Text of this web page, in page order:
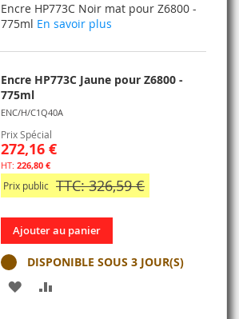
MA
LISTE
D’ENVIE
COMPARATEUR
Encre HP773C Noir mat pour Z6800 -
775ml En savoir plus
Encre HP773C Jaune pour Z6800 -
775ml
ENC/H/C1Q40A
Prix Spécial
272,16 €
226,80 €
Prix public TTC: 326,59 €
Ajouter au panier
DISPONIBLE SOUS 3 JOUR(S)
AJOUTER